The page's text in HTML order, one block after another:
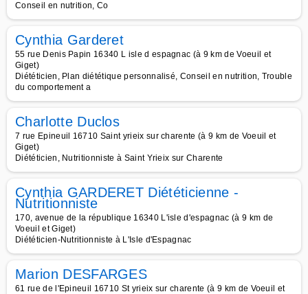
Conseil en nutrition, Co
Cynthia Garderet
55 rue Denis Papin 16340 L isle d espagnac (à 9 km de Voeuil et
Giget)
Diététicien, Plan diététique personnalisé, Conseil en nutrition, Trouble
du comportement a
Charlotte Duclos
7 rue Epineuil 16710 Saint yrieix sur charente (à 9 km de Voeuil et
Giget)
Diététicien, Nutritionniste à Saint Yrieix sur Charente
Cynthia GARDERET Diététicienne -
Nutritionniste
170, avenue de la république 16340 L'isle d'espagnac (à 9 km de
Voeuil et Giget)
Diététicien-Nutritionniste à L'Isle d'Espagnac
Marion DESFARGES
61 rue de l'Epineuil 16710 St yrieix sur charente (à 9 km de Voeuil et